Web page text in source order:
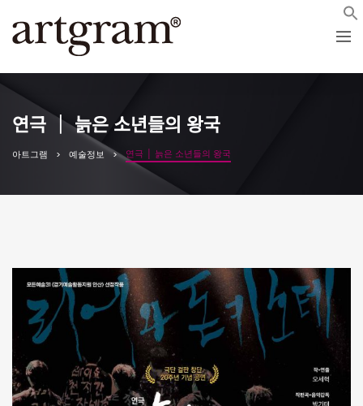
연극 │ 늙은 소년들의 왕국
아트그램 예술정보 연극 │ 늙은 소년들의 왕국